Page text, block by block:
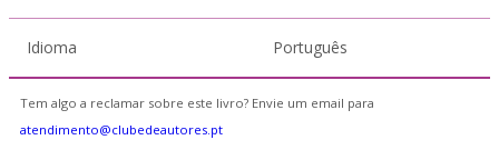
Idioma Português
Tem algo a reclamar sobre este livro? Envie um email para
atendimento@clubedeautores.pt